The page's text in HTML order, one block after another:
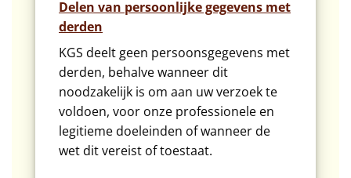
Delen van persoonlijke gegevens met
derden
KGS deelt geen persoonsgegevens met
derden, behalve wanneer dit
noodzakelijk is om aan uw verzoek te
voldoen, voor onze professionele en
legitieme doeleinden of wanneer de
wet dit vereist of toestaat.